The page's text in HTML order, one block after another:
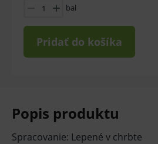
bal
Pridať do košíka
Popis produktu
Spracovanie: Lepené v chrbte